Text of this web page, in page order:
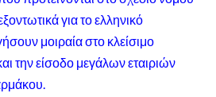
για το ελληνικό
μοιραία στο κλείσιμο
την είσοδο μεγάλων εταιριών